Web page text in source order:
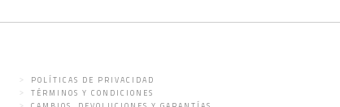
POLÍTICAS DE PRIVACIDAD
TÉRMINOS Y CONDICIONES